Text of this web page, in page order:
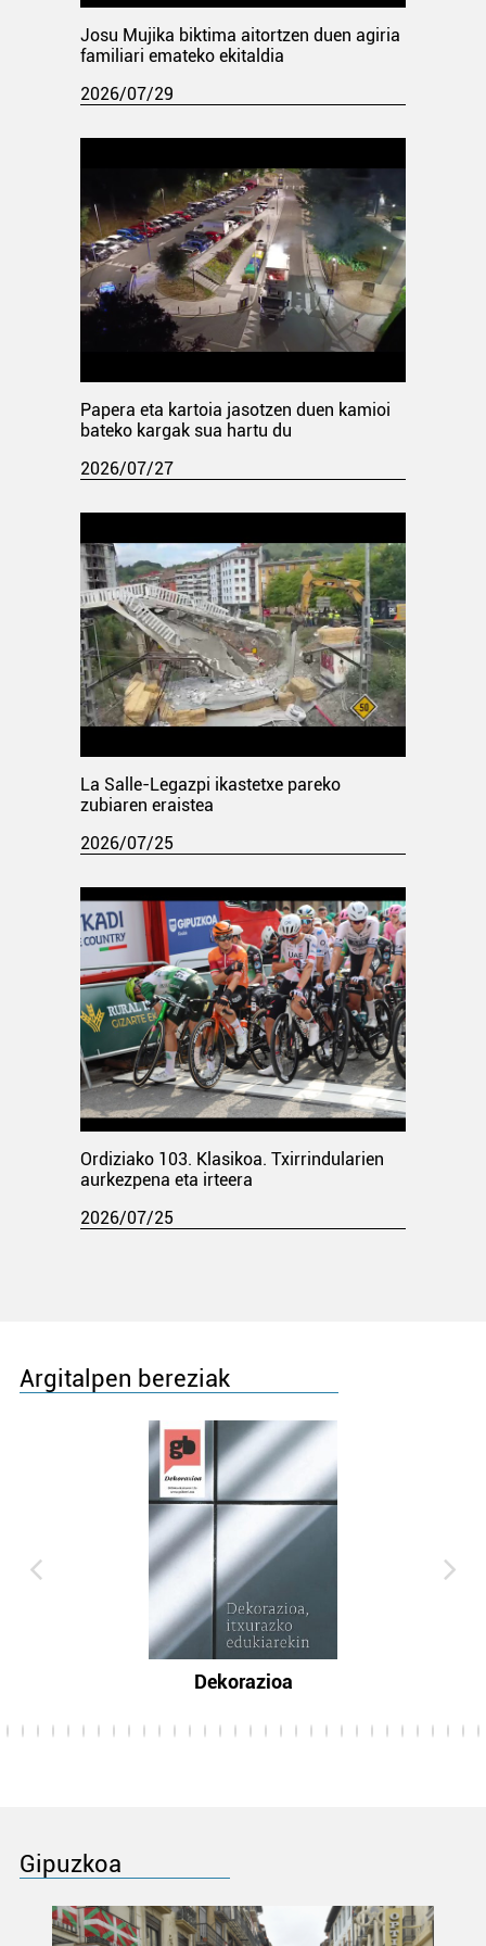
Josu Mujika biktima aitortzen duen agiria
familiari emateko ekitaldia
2026/07/29
Papera eta kartoia jasotzen duen kamioi
bateko kargak sua hartu du
2026/07/27
La Salle-Legazpi ikastetxe pareko
zubiaren eraistea
2026/07/25
Ordiziako 103. Klasikoa. Txirrindularien
aurkezpena eta irteera
2026/07/25
Argitalpen bereziak
Dekorazioa
Gipuzkoa